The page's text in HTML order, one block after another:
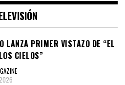
LANZA PRIMER VISTAZO DE “EL
CIELOS”